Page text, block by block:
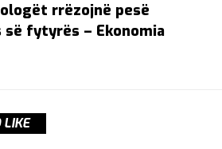
rrëzojnë pesë
fytyrës – Ekonomia
LIKE